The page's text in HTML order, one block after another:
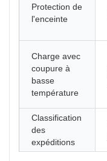
Protection de
l'enceinte
Charge avec
coupure à
basse
température
Classification
des
expéditions